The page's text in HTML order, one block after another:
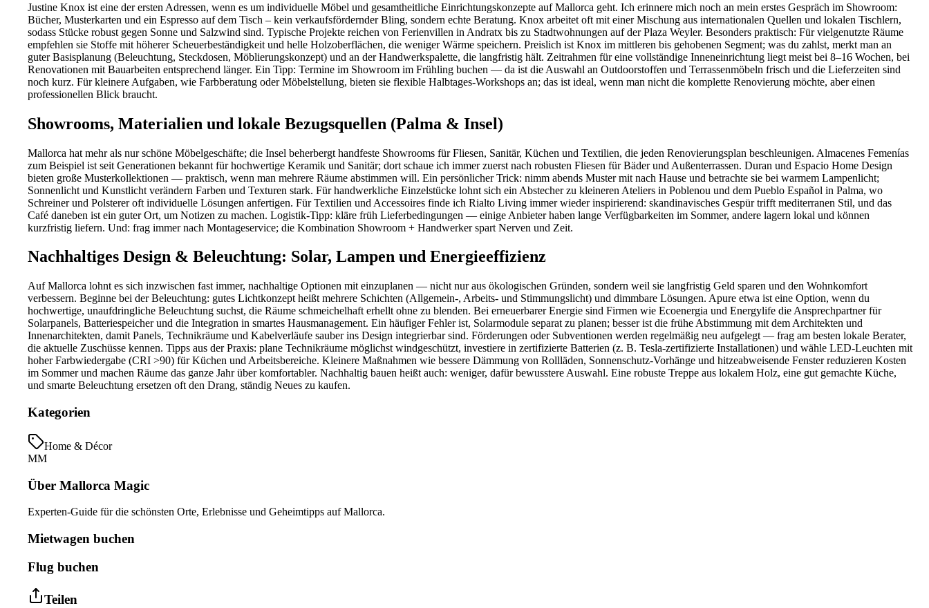
Justine Knox ist eine der ersten Adressen, wenn es um individuelle Möbel und gesamtheitliche Einrichtungskonzepte auf Mallorca geht. Ich erinnere mich noch an mein erstes Gespräch im Showroom:
Bücher, Musterkarten und ein Espresso auf dem Tisch – kein verkaufsfördernder Bling, sondern echte Beratung. Knox arbeitet oft mit einer Mischung aus internationalen Quellen und lokalen Tischlern,
sodass Stücke robust gegen Sonne und Salzwind sind. Typische Projekte reichen von Ferienvillen in Andratx bis zu Stadtwohnungen auf der Plaza Weyler. Besonders praktisch: Für vielgenutzte Räume
empfehlen sie Stoffe mit höherer Scheuerbeständigkeit und helle Holzoberflächen, die weniger Wärme speichern. Preislich ist Knox im mittleren bis gehobenen Segment; was du zahlst, merkt man an
guter Basisplanung (Beleuchtung, Steckdosen, Möblierungskonzept) und an der Handwerkspalette, die langfristig hält. Zeitrahmen für eine vollständige Inneneinrichtung liegt meist bei 8–16 Wochen, bei
Renovationen mit Bauarbeiten entsprechend länger. Ein Tipp: Termine im Showroom im Frühling buchen — da ist die Auswahl an Outdoorstoffen und Terrassenmöbeln frisch und die Lieferzeiten sind
noch kurz. Für kleinere Aufgaben, wie Farbberatung oder Möbelstellung, bieten sie flexible Halbtages-Workshops an; das ist ideal, wenn man nicht die komplette Renovierung möchte, aber einen
professionellen Blick braucht.
Showrooms, Materialien und lokale Bezugsquellen (Palma & Insel)
Mallorca hat mehr als nur schöne Möbelgeschäfte; die Insel beherbergt handfeste Showrooms für Fliesen, Sanitär, Küchen und Textilien, die jeden Renovierungsplan beschleunigen. Almacenes Femenías
zum Beispiel ist seit Generationen bekannt für hochwertige Keramik und Sanitär; dort schaue ich immer zuerst nach robusten Fliesen für Bäder und Außenterrassen. Duran und Espacio Home Design
bieten große Musterkollektionen — praktisch, wenn man mehrere Räume abstimmen will. Ein persönlicher Trick: nimm abends Muster mit nach Hause und betrachte sie bei warmem Lampenlicht;
Sonnenlicht und Kunstlicht verändern Farben und Texturen stark. Für handwerkliche Einzelstücke lohnt sich ein Abstecher zu kleineren Ateliers in Poblenou und dem Pueblo Español in Palma, wo
Schreiner und Polsterer oft individuelle Lösungen anfertigen. Für Textilien und Accessoires finde ich Rialto Living immer wieder inspirierend: skandinavisches Gespür trifft mediterranen Stil, und das
Café daneben ist ein guter Ort, um Notizen zu machen. Logistik-Tipp: kläre früh Lieferbedingungen — einige Anbieter haben lange Verfügbarkeiten im Sommer, andere lagern lokal und können
kurzfristig liefern. Und: frag immer nach Montageservice; die Kombination Showroom + Handwerker spart Nerven und Zeit.
Nachhaltiges Design & Beleuchtung: Solar, Lampen und Energieeffizienz
Auf Mallorca lohnt es sich inzwischen fast immer, nachhaltige Optionen mit einzuplanen — nicht nur aus ökologischen Gründen, sondern weil sie langfristig Geld sparen und den Wohnkomfort
verbessern. Beginne bei der Beleuchtung: gutes Lichtkonzept heißt mehrere Schichten (Allgemein-, Arbeits- und Stimmungslicht) und dimmbare Lösungen. Apure etwa ist eine Option, wenn du
hochwertige, unaufdringliche Beleuchtung suchst, die Räume schmeichelhaft erhellt ohne zu blenden. Bei erneuerbarer Energie sind Firmen wie Ecoenergia und Energylife die Ansprechpartner für
Solarpanels, Batteriespeicher und die Integration in smartes Hausmanagement. Ein häufiger Fehler ist, Solarmodule separat zu planen; besser ist die frühe Abstimmung mit dem Architekten und
Innenarchitekten, damit Panels, Technikräume und Kabelverläufe sauber ins Design integrierbar sind. Förderungen oder Subventionen werden regelmäßig neu aufgelegt — frag am besten lokale Berater,
die aktuelle Zuschüsse kennen. Tipps aus der Praxis: plane Technikräume möglichst windgeschützt, investiere in zertifizierte Batterien (z. B. Tesla-zertifizierte Installationen) und wähle LED-Leuchten mit
hoher Farbwiedergabe (CRI >90) für Küchen und Arbeitsbereiche. Kleinere Maßnahmen wie bessere Dämmung von Rollläden, Sonnenschutz-Vorhänge und hitzeabweisende Fenster reduzieren Kosten
im Sommer und machen Räume das ganze Jahr über komfortabler. Nachhaltig bauen heißt auch: weniger, dafür bewusstere Auswahl. Eine robuste Treppe aus lokalem Holz, eine gut gemachte Küche,
und smarte Beleuchtung ersetzen oft den Drang, ständig Neues zu kaufen.
Kategorien
Home & Décor
MM
Über Mallorca Magic
Experten-Guide für die schönsten Orte, Erlebnisse und Geheimtipps auf Mallorca.
Mietwagen buchen
Flug buchen
Teilen